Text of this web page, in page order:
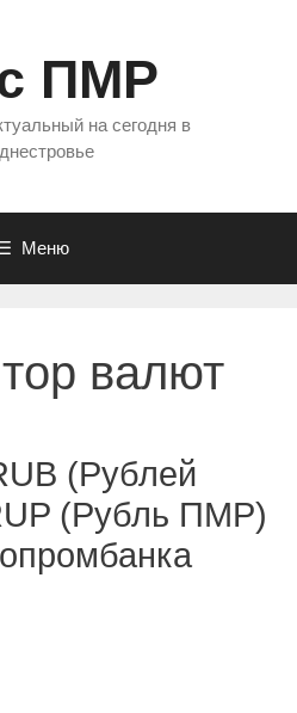
ПМР
на сегодня в
Меню
валют
(Рублей
(Рубль ПМР)